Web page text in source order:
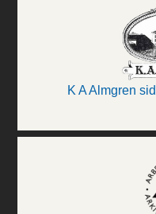
K A Almgren